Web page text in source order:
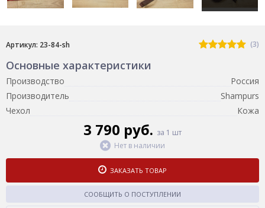
Артикул: 23-84-sh (3)
Основные характеристики
Производство
Россия
Производитель
Shampurs
Чехол
Кожа
3 790 руб. за 1 шт
Нет в наличии
ЗАКАЗАТЬ ТОВАР
СООБЩИТЬ О ПОСТУПЛЕНИИ